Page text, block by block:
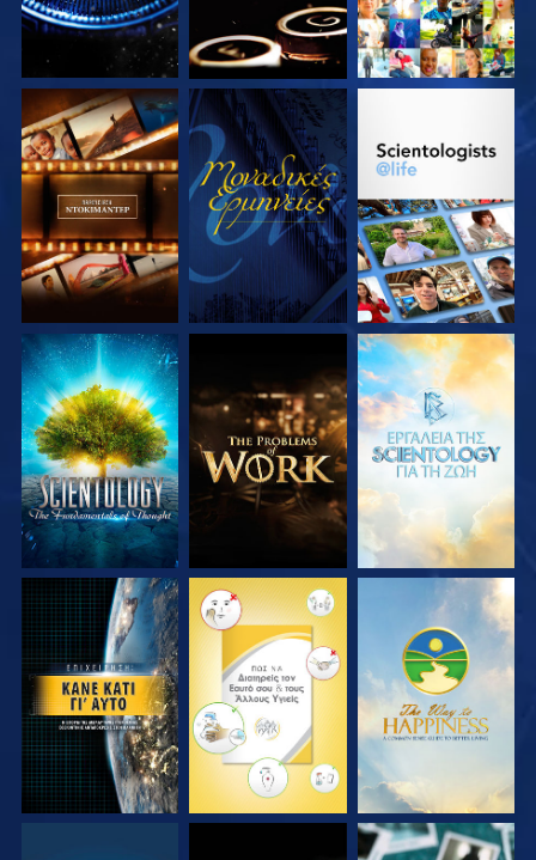
ΕΞΕΡΕΥΝΗΣΤΕ ΤΗ
ΣΕΙΡΑ
ΠΑΡΑΚΟΛΟΥΘΗΣΤΕ
ΕΞΕΡΕΥΝΗΣΤΕ ΤΗ
ΕΞΕΡΕΥΝΗΣΤΕ ΤΗ
ΣΕΙΡΑ
ΕΞΕΡΕΥΝΗΣΤΕ ΤΗ
ΣΕΙΡΑ
ΕΞΕΡΕΥΝΗΣΤΕ ΤΗ
ΣΕΙΡΑ
ΠΑΡΑΚΟΛΟΥΘΗΣΤΕ ΠΑΡΑΚΟΛΟΥΘΗΣΤΕ ΠΑΡΑΚΟΛΟΥΘΗΣΤΕ